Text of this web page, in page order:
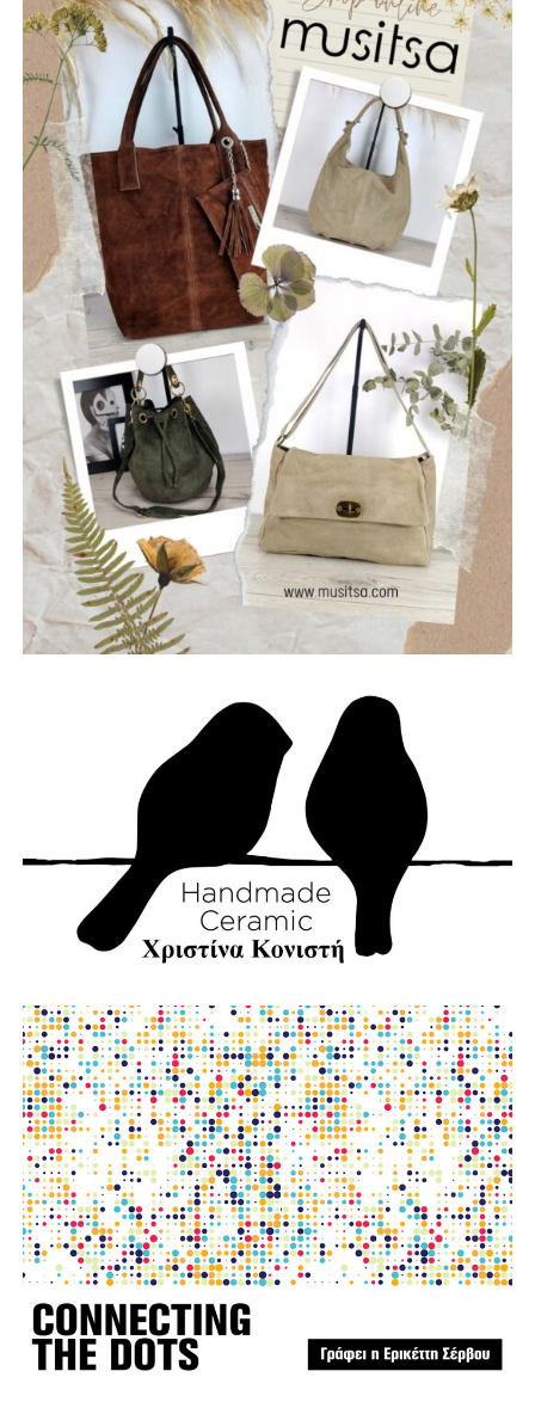
ΡΩΓΜΕΣ
Οι “Ρωγμές” είναι ένα νεοσύστατο ελληνικό ροκ
συγκρότημα που ιδρύθηκε τον Ιούλιο του 2025, με έδρα
την Ναύπακτο. Το όνομά τους αντικατοπτρίζει τη
φιλοσοφία τους: να ραγίσουν τις βεβαιότητες, να σπάσουν
τη σιωπή και να αφήσουν το φως να περάσει μέσα από τις
ρωγμές της καθημερινότητας. Με ήχο που ισορροπεί
ανάμεσα στο εναλλακτικό ροκ, τον ελληνικό στίχο και την
ωμή ενέργεια της σκηνής, οι Ρωγμές δημιουργούν
μουσική που μιλά για την κοινωνία, τις εσωτερικές μάχες
και την ανάγκη για αλήθεια.
Μέλη του συγκροτήματος: Ανδρεόπουλος Αντώνης –
Φωνή & Κιθάρα, Σαράντης Δημήτρης – Κιθάρα, Νικολάου
Θωμάς – Μπάσο, Μηλιώνης Γρηγόρης – Τύμπανα.